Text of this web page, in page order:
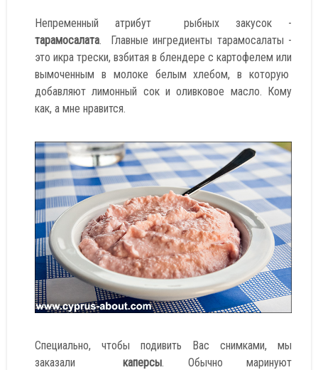
Непременный атрибут рыбных закусок -
тарамосалата . Главные ингредиенты тарамосалаты -
это икра трески, взбитая в блендере с картофелем или
вымоченным в молоке белым хлебом, в которую
добавляют лимонный сок и оливковое масло. Кому
как, а мне нравится.
Специально, чтобы подивить Вас снимками, мы
заказали каперсы . Обычно маринуют